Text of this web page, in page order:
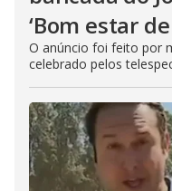
‘Bom estar
O anúncio foi feito por
celebrado pelos